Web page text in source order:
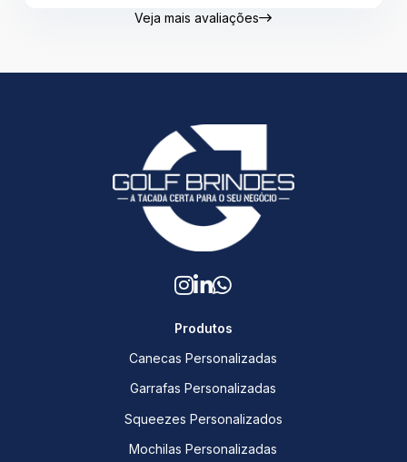
Veja mais avaliações
Produtos
Canecas Personalizadas
Garrafas Personalizadas
Squeezes Personalizados
Mochilas Personalizadas